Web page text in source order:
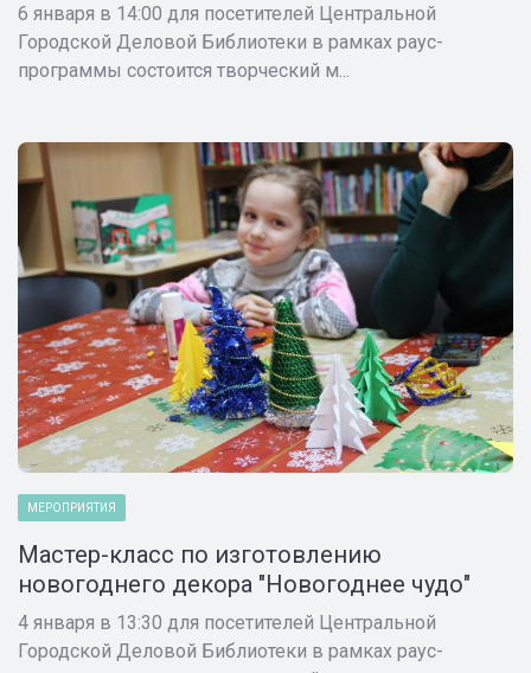
6 января в 14:00 для посетителей Центральной
Городской Деловой Библиотеки в рамках раус-
программы состоится творческий м...
МЕРОПРИЯТИЯ
Мастер-класс по изготовлению
новогоднего декора "Новогоднее чудо"
4 января в 13:30 для посетителей Центральной
Городской Деловой Библиотеки в рамках раус-